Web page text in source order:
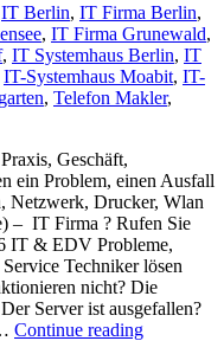
IT Berlin, IT Firma Berlin,
, IT Firma Grunewald,
, IT Systemhaus Berlin, IT
IT-Systemhaus Moabit, IT-
, Telefon Makler,
Geschäft,
ein Problem, einen Ausfall
Netzwerk, Drucker, Wlan
– IT Firma ? Rufen Sie
IT & EDV Probleme,
Techniker lösen
nicht? Die
Server ist ausgefallen?
Continue reading„IT